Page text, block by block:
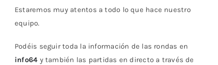
Estaremos muy atentos a todo lo que hace nuestro
equipo.
Podéis seguir toda la información de las rondas en
info64 y también las partidas en directo a través de